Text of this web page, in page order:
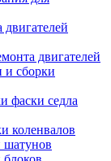
двигателей
и сборки
фаски седла
коленвалов
шатунов